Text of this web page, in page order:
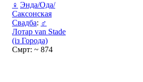
♀ Энда/Ода/
Саксонская
Свадба: ♂
Лотар van Stade
(із Города)
Смрт: ~ 874